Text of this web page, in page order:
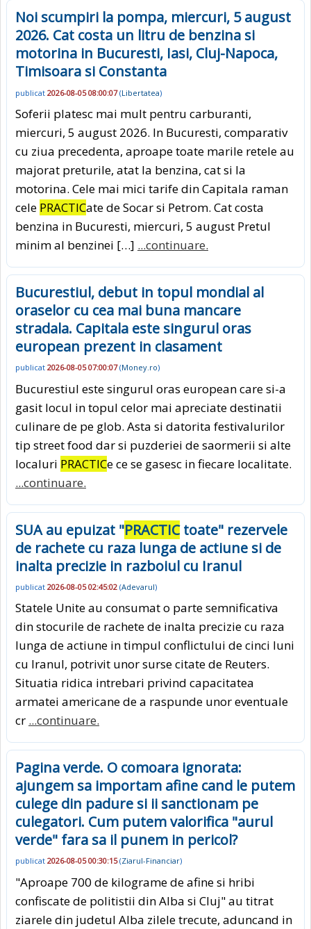
Noi scumpiri la pompa, miercuri, 5 august
2026. Cat costa un litru de benzina si
motorina in Bucuresti, Iasi, Cluj-Napoca,
Timisoara si Constanta
publicat 2026-08-05 08:00:07(Libertatea)
Soferii platesc mai mult pentru carburanti,
miercuri, 5 august 2026. In Bucuresti, comparativ
cu ziua precedenta, aproape toate marile retele au
majorat preturile, atat la benzina, cat si la
motorina. Cele mai mici tarife din Capitala raman
cele PRACTICate de Socar si Petrom. Cat costa
benzina in Bucuresti, miercuri, 5 august Pretul
minim al benzinei […] ...continuare.
Bucurestiul, debut in topul mondial al
oraselor cu cea mai buna mancare
stradala. Capitala este singurul oras
european prezent in clasament
publicat 2026-08-05 07:00:07(Money.ro)
Bucurestiul este singurul oras european care si-a
gasit locul in topul celor mai apreciate destinatii
culinare de pe glob. Asta si datorita festivalurilor
tip street food dar si puzderiei de saormerii si alte
localuri PRACTICe ce se gasesc in fiecare localitate.
...continuare.
SUA au epuizat "PRACTICtoate" rezervele
de rachete cu raza lunga de actiune si de
inalta precizie in razboiul cu Iranul
publicat 2026-08-05 02:45:02 (Adevarul)
Statele Unite au consumat o parte semnificativa
din stocurile de rachete de inalta precizie cu raza
lunga de actiune in timpul conflictului de cinci luni
cu Iranul, potrivit unor surse citate de Reuters.
Situatia ridica intrebari privind capacitatea
armatei americane de a raspunde unor eventuale
cr ...continuare.
Pagina verde. O comoara ignorata:
ajungem sa importam afine cand le putem
culege din padure si ii sanctionam pe
culegatori. Cum putem valorifica "aurul
verde" fara sa il punem in pericol?
publicat 2026-08-05 00:30:15(Ziarul-Financiar)
"Aproape 700 de kilograme de afine si hribi
confiscate de politistii din Alba si Cluj" au titrat
ziarele din judetul Alba zilele trecute, aduncand in